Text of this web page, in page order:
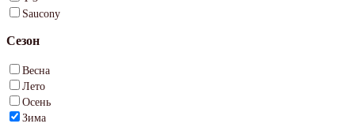
Saucony
Сезон
Весна
Лето
Осень
Зима